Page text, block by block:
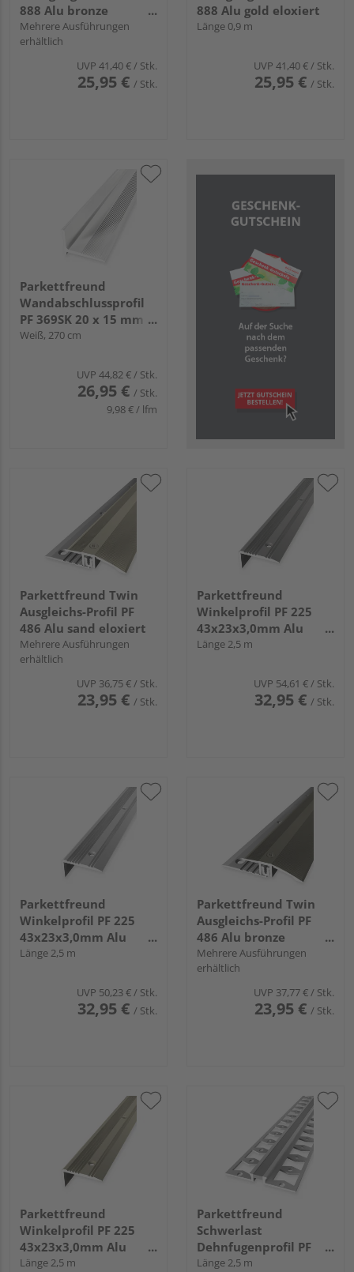
888 Alu bronze
eloxiert
Mehrere Ausführungen
erhältlich
UVP 41,40 € / Stk.
25,95 € / Stk.
888 Alu gold eloxiert
Länge 0,9 m
UVP 41,40 € / Stk.
25,95 € / Stk.
Parkettfreund
Wandabschlussprofil
PF 369SK 20 x 15 mm
Alu pulverbeschichtet
Weiß, 270 cm
UVP 44,82 €/ Stk.
26,95 € / Stk.
9,98 € / lfm
Parkettfreund Twin
Ausgleichs-Profil PF
486 Alu sand eloxiert
Mehrere Ausführungen
erhältlich
UVP 36,75 €/ Stk.
23,95 € / Stk.
Parkettfreund
Winkelprofil PF 225
43x23x3,0mm Alu
edelstahl eloxiert
Länge 2,5 m
UVP 54,61 €/ Stk.
32,95 € / Stk.
Parkettfreund
Winkelprofil PF 225
43x23x3,0mm Alu
silber eloxiert
Länge 2,5 m
UVP 50,23 €/ Stk.
32,95 € / Stk.
Parkettfreund Twin
Ausgleichs-Profil PF
486 Alu bronze
eloxiert
Mehrere Ausführungen
erhältlich
UVP 37,77 €/ Stk.
23,95 € / Stk.
Parkettfreund
Winkelprofil PF 225
43x23x3,0mm Alu
sand eloxiert
Länge 2,5 m
Parkettfreund
Schwerlast
Dehnfugenprofil PF
302 S Alu eloxiert
Länge 2,5 m